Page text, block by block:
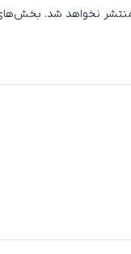
نخواهد شد. بخش‌های